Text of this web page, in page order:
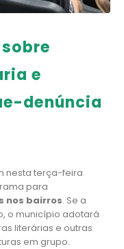
e
denúncia
nesta terça-feira
para
nos bairros. Se a
o município adotará
literárias e outras
em grupo.